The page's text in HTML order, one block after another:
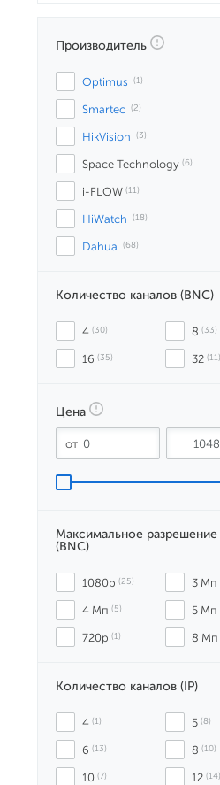
Производитель
Optimus (1)
Smartec (2)
HikVision (3)
Space Technology (6)
i-FLOW (11)
HiWatch (18)
Dahua (68)
Количество каналов (BNC)
4 (30) 8 (33)
16 (35) 32 (11)
Цена
Максимальное разрешение
(BNC)
1080p (25) 3 Мп
4 Мп (5) 5 Мп
720p (1) 8 Мп
Количество каналов (IP)
4 (1) 5 (8)
6 (13) 8 (10)
10 (7) 12 (14)